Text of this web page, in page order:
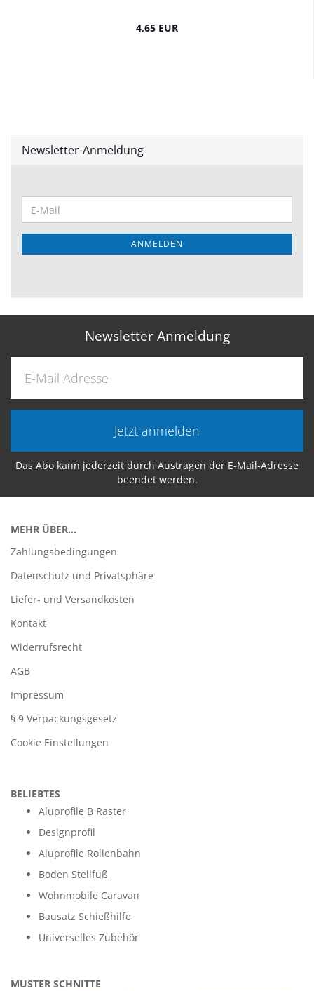
4,65 EUR
Newsletter-Anmeldung
ANMELDEN
Newsletter Anmeldung
Jetzt anmelden
Das Abo kann jederzeit durch Austragen der E-Mail-Adresse
beendet werden.
MEHR ÜBER...
Zahlungsbedingungen
Datenschutz und Privatsphäre
Liefer- und Versandkosten
Kontakt
Widerrufsrecht
AGB
Impressum
§ 9 Verpackungsgesetz
Cookie Einstellungen
BELIEBTES
Aluprofile B Raster
Designprofil
Aluprofile Rollenbahn
Boden Stellfuß
Wohnmobile Caravan
Bausatz Schießhilfe
Universelles Zubehör
MUSTER SCHNITTE